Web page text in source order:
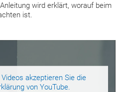
wird erklärt, worauf beim
ist.
akzeptieren Sie die
von YouTube.